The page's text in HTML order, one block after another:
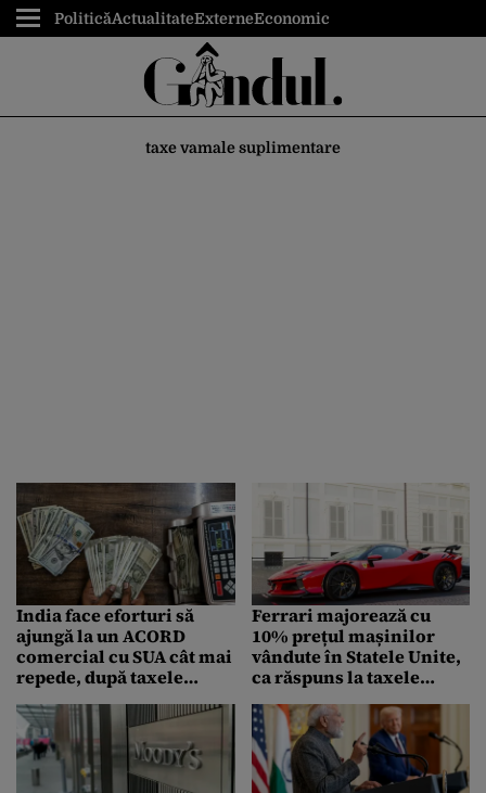
PoliticăActualitateExterneEconomic
taxe vamale suplimentare
India face eforturi să
ajungă la un ACORD
comercial cu SUA cât mai
repede, după taxele
Donald Trump
Ferrari majorează cu
10% prețul mașinilor
vândute în Statele Unite,
ca răspuns la taxele
Administrația TRUMP